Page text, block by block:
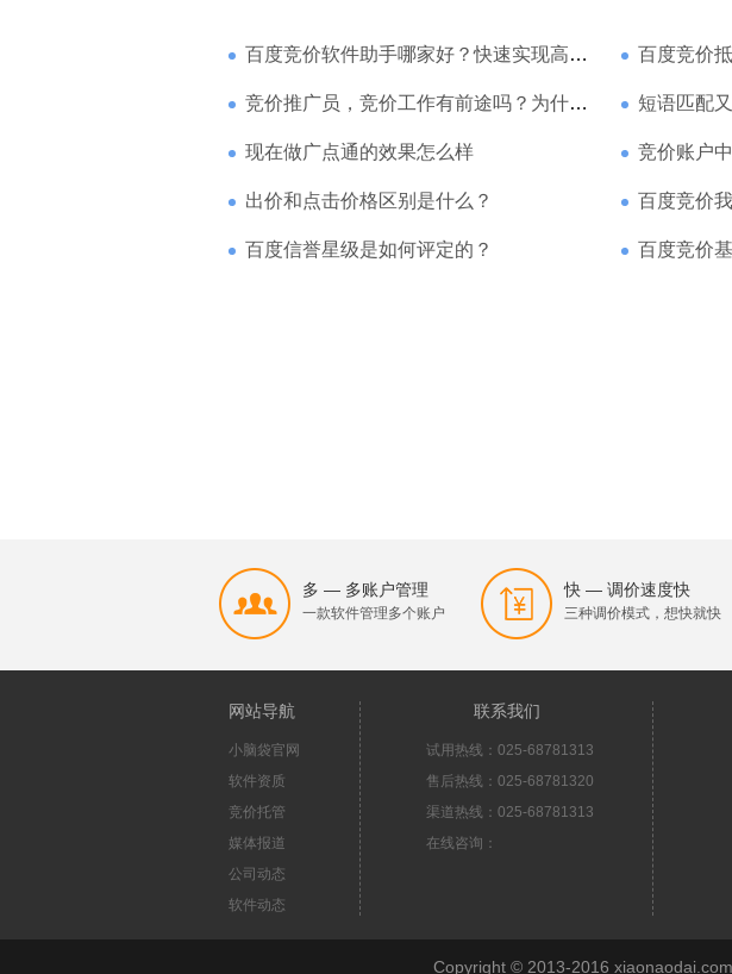
百度竞价软件助手哪家好？快速实现高回报哪家强？ 百度竞价
竞价推广员，竞价工作有前途吗？为什么待遇那么高 短语匹配又更
现在做广点通的效果怎么样 竞价账户
出价和点击价格区别是什么？ 百度竞价我
百度信誉星级是如何评定的？ 百度竞价基
多 — 多账户管理
一款软件管理多个账户
快 — 调价速度快
三种调价模式，想快就快
网站导航
小脑袋官网
软件资质
竞价托管
媒体报道
公司动态
软件动态
联系我们
试用热线：025-68781313
售后热线：025-68781320
渠道热线：025-68781313
在线咨询：
Copyright © 2013-2016